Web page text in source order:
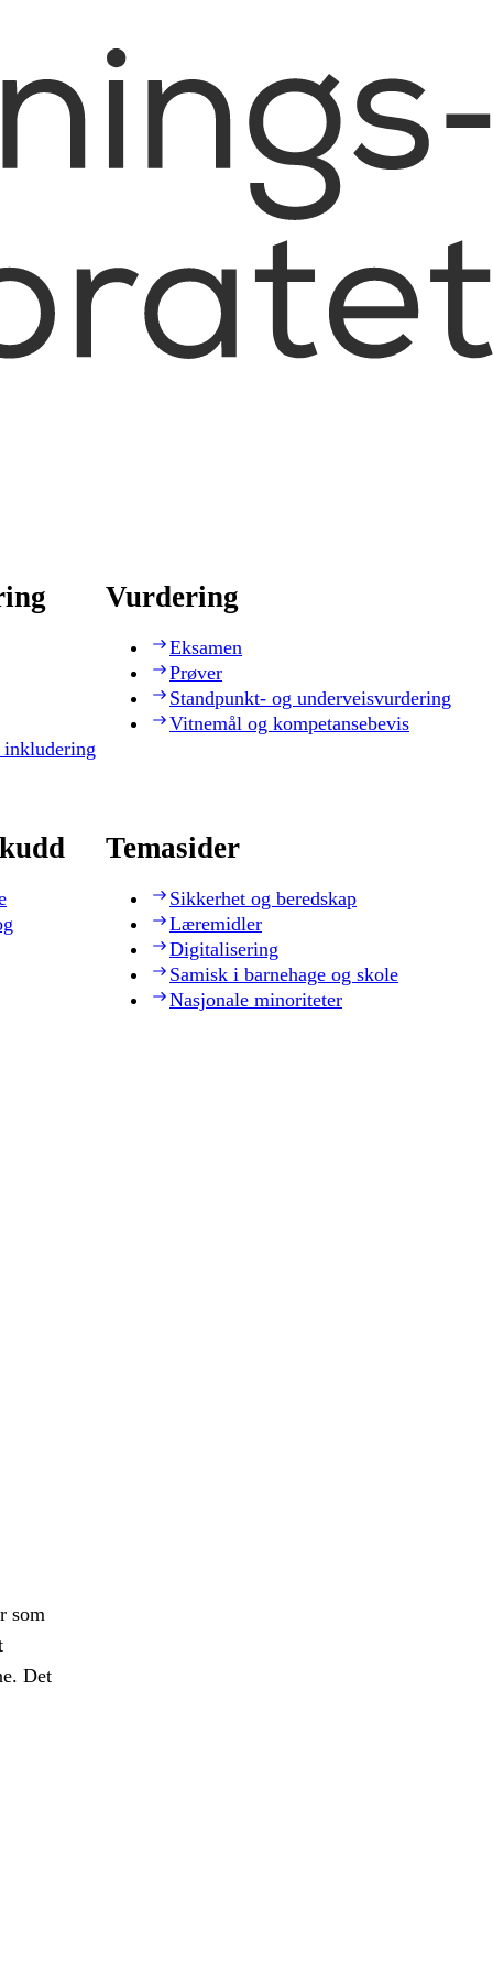
Vurdering
Eksamen
Prøver
Standpunkt- og underveisvurdering
Vitnemål og kompetansebevis
Temasider
Sikkerhet og beredskap
Læremidler
Digitalisering
Samisk i barnehage og skole
Nasjonale minoriteter
som
Det